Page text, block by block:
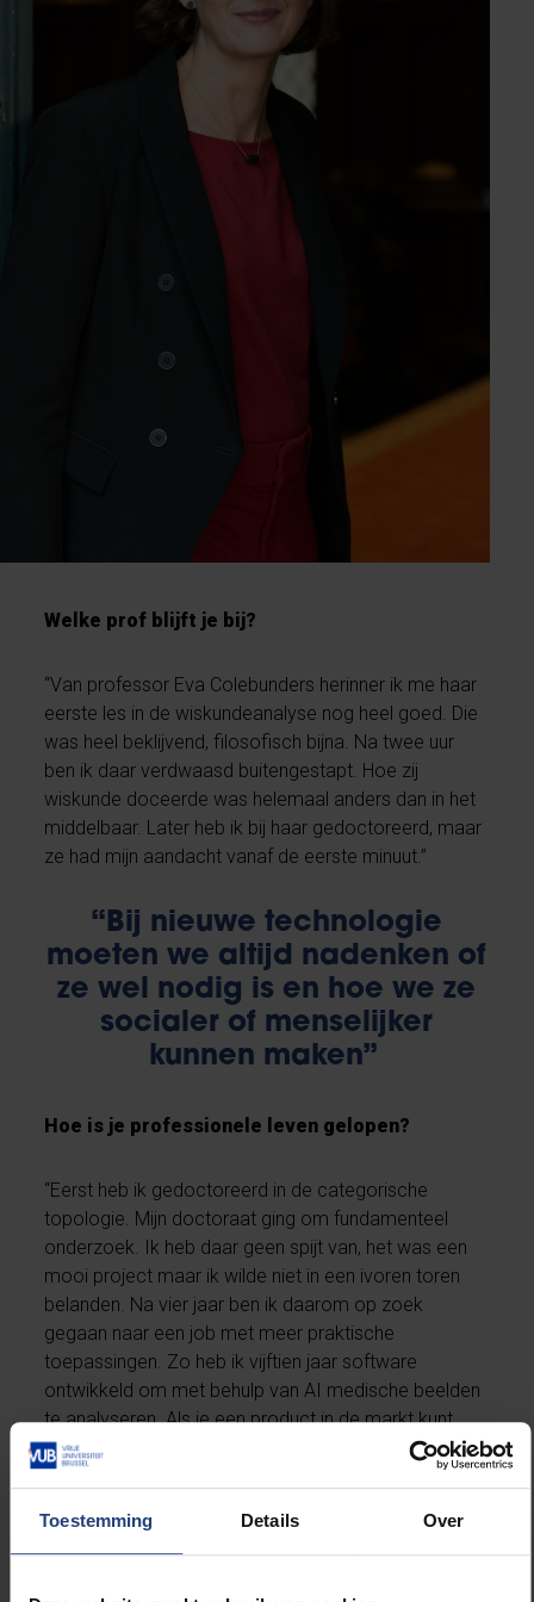
Toestemming Details Over
Welke prof blijft je bij?
“Van professor Eva Colebunders herinner ik me haar
eerste les in de wiskundeanalyse nog heel goed. Die
was heel beklijvend, filosofisch bijna. Na twee uur
ben ik daar verdwaasd buitengestapt. Hoe zij
wiskunde doceerde was helemaal anders dan in het
middelbaar. Later heb ik bij haar gedoctoreerd, maar
ze had mijn aandacht vanaf de eerste minuut.”
“Bij nieuwe technologie
moeten we altijd nadenken of
ze wel nodig is en hoe we ze
socialer of menselijker
kunnen maken”
Hoe is je professionele leven gelopen?
“Eerst heb ik gedoctoreerd in de categorische
topologie. Mijn doctoraat ging om fundamenteel
onderzoek. Ik heb daar geen spijt van, het was een
mooi project maar ik wilde niet in een ivoren toren
belanden. Na vier jaar ben ik daarom op zoek
gegaan naar een job met meer praktische
toepassingen. Zo heb ik vijftien jaar software
ontwikkeld om met behulp van AI medische beelden
te analyseren. Als je een product in de markt kunt
zetten dat radiologen gebruiken voor een betere
beeldkwaliteit met een veel lagere stralingsdosis,
senior data scientist voor de NCIA (Nato
Communication and Information Agency), de